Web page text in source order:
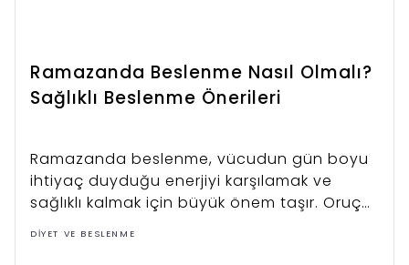
Ramazanda Beslenme Nasıl Olmalı?
Sağlıklı Beslenme Önerileri
Ramazanda beslenme, vücudun gün boyu
ihtiyaç duyduğu enerjiyi karşılamak ve
sağlıklı kalmak için büyük önem taşır. Oruç
süresince uzun saatler aç kalmak
DIYET VE BESLENME